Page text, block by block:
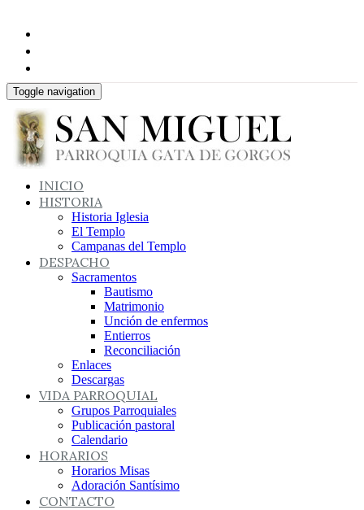
Toggle navigation
INICIO
HISTORIA
Historia Iglesia
El Templo
Campanas del Templo
DESPACHO
Sacramentos
Bautismo
Matrimonio
Unción de enfermos
Entierros
Reconciliación
Enlaces
Descargas
VIDA PARROQUIAL
Grupos Parroquiales
Publicación pastoral
Calendario
HORARIOS
Horarios Misas
Adoración Santísimo
CONTACTO